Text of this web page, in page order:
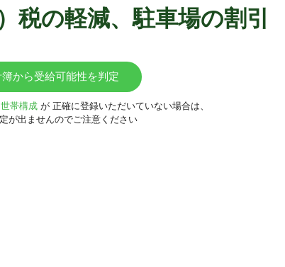
税の軽減、駐車場の割引
から受給可能性を判定
世帯構成が 正確に登録いただいていない場合は、
が出ませんのでご注意ください